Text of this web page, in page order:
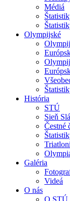
Médiá
Olympijské
História
STÚ
Sieň
Čestné
Galéria
Videá
O nás
O STÚ